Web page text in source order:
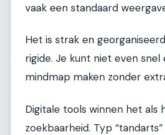
vaak een standaard
Het is strak en
rigide. Je kunt niet even
mindmap maken zonder
Digitale tools winnen het als
zoekbaarheid. Typ